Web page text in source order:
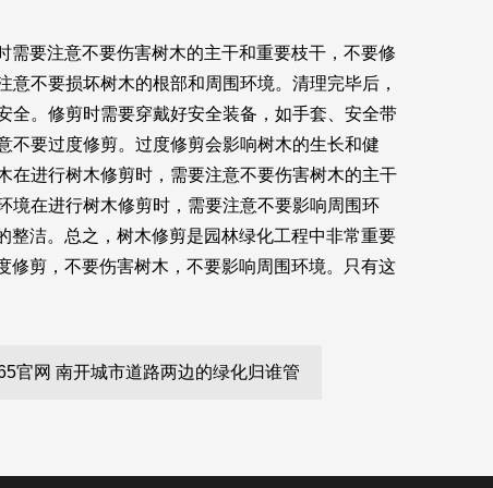
要注意不要伤害树木的主干和重要枝干，不要修
不要损坏树木的根部和周围环境。清理完毕后，
全。修剪时需要穿戴好安全装备，如手套、安全带
不要过度修剪。过度修剪会影响树木的生长和健
在进行树木修剪时，需要注意不要伤害树木的主干
境在进行树木修剪时，需要注意不要影响周围环
洁。总之，树木修剪是园林绿化工程中非常重要
剪，不要伤害树木，不要影响周围环境。只有这
官网 南开城市道路两边的绿化归谁管